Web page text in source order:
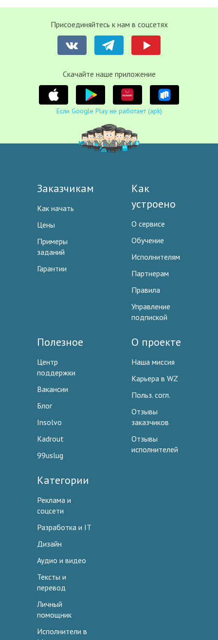
Присоединяйтесь к нам в соцсетях
Cкачайте наше приложение
Если Google Play не работает (apk)
Заказчикам
Как начать
Цены
Примеры
заданий
Гарантии
Как
устроено
О сервисе
Обучение
Исполнителям
Партнерам
Правила
Управление
подпиской
Полезное
Центр
поддержки
Вакансии
Блог
Insolvo
Kadrout
99uslug
О проекте
Наша миссия
Карьера в WZ
Польз. согл.
Отзывы
заказчиков
Отзывы
исполнителей
Категории
Реклама и
соцсети
Разработка и IT
Дизайн
Аудио и видео
Тексты и
перевод
Личный
помощник
Исполнители в